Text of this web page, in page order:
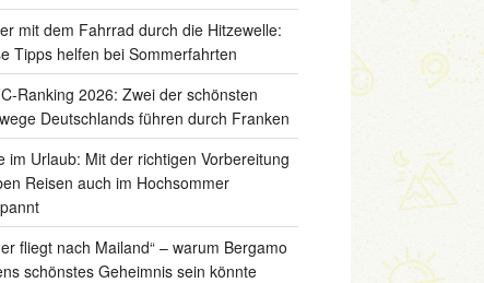
mit dem Fahrrad durch die Hitzewelle:
Tipps helfen bei Sommerfahrten
Ranking 2026: Zwei der schönsten
Deutschlands führen durch Franken
im Urlaub: Mit der richtigen Vorbereitung
Reisen auch im Hochsommer
fliegt nach Mailand“ – warum Bergamo
schönstes Geheimnis sein könnte